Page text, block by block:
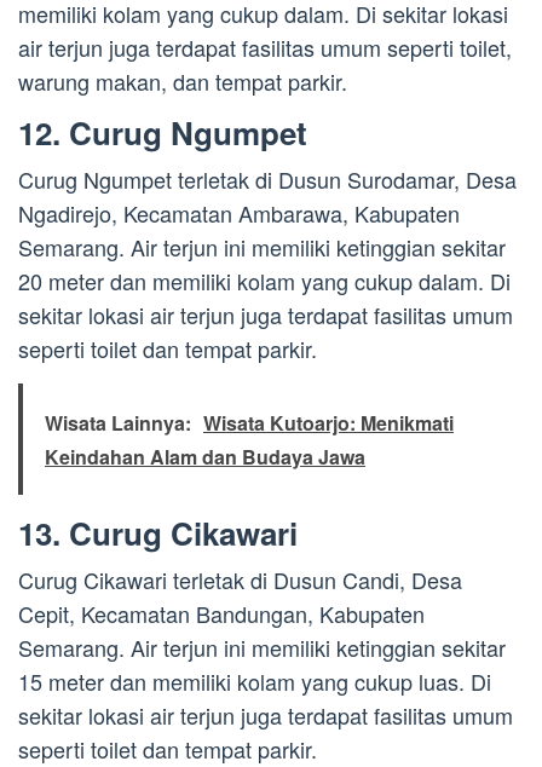
memiliki kolam yang cukup dalam. Di sekitar lokasi
air terjun juga terdapat fasilitas umum seperti toilet,
warung makan, dan tempat parkir.
12. Curug Ngumpet
Curug Ngumpet terletak di Dusun Surodamar, Desa
Ngadirejo, Kecamatan Ambarawa, Kabupaten
Semarang. Air terjun ini memiliki ketinggian sekitar
20 meter dan memiliki kolam yang cukup dalam. Di
sekitar lokasi air terjun juga terdapat fasilitas umum
seperti toilet dan tempat parkir.
Wisata Lainnya: Wisata Kutoarjo: Menikmati
Keindahan Alam dan Budaya Jawa
13. Curug Cikawari
Curug Cikawari terletak di Dusun Candi, Desa
Cepit, Kecamatan Bandungan, Kabupaten
Semarang. Air terjun ini memiliki ketinggian sekitar
15 meter dan memiliki kolam yang cukup luas. Di
sekitar lokasi air terjun juga terdapat fasilitas umum
seperti toilet dan tempat parkir.